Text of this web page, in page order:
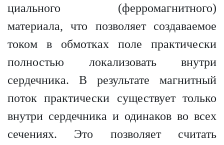
циального (ферромагнитного)
материала, что позволяет создаваемое
током в обмотках поле практически
полностью локализовать внутри
сердечника. В результате магнитный
поток практически существует только
внутри сердечника и одинаков во всех
сечениях. Это позволяет считать